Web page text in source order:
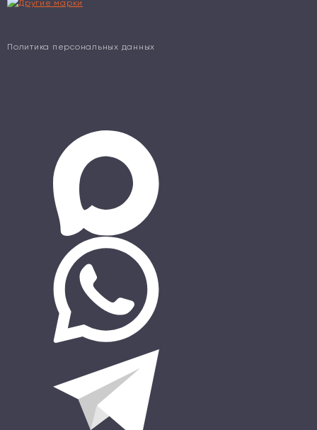
Политика персональных данных